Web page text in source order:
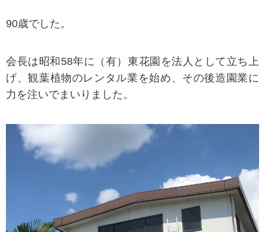
90歳でした。
会長は昭和58年に（有）東花園を法人として立ち上
げ、観葉植物のレンタル業を始め、その後造園業に
力を注いでまいりました。